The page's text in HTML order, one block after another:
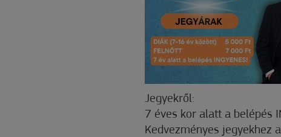
Jegyekről:
7 éves kor alatt a belépés
Kedvezményes jegyekhez